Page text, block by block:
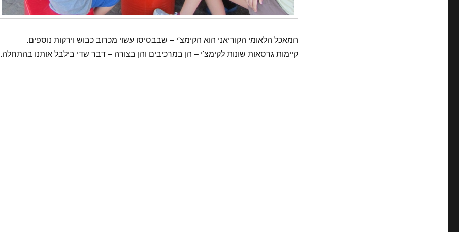
המאכל הלאומי הקוריאני הוא הקימצ'י – שבבסיסו עשוי מכרוב כבוש וירקות נוספים.
קיימות גרסאות שונות לקימצ'י – הן במרכיבים והן בצורה – דבר שדי בילבל אותנו בהתחלה.